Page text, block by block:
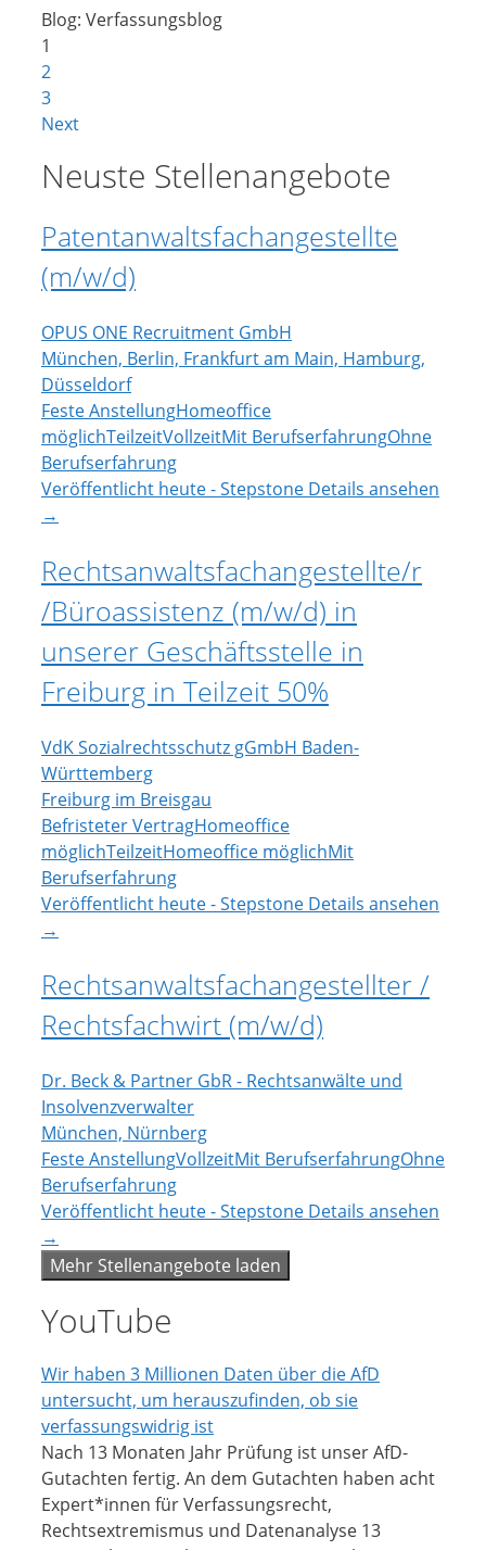
Blog: Verfassungsblog
1
2
3
Next
Neuste Stellenangebote
Patentanwaltsfachangestellte
(m/w/d)
OPUS ONE Recruitment GmbH
München, Berlin, Frankfurt am Main, Hamburg,
Düsseldorf
Feste AnstellungHomeoffice
möglichTeilzeitVollzeitMit BerufserfahrungOhne
Berufserfahrung
Veröffentlicht heute - Stepstone Details ansehen
→
Rechtsanwaltsfachangestellte/r
/Büroassistenz (m/w/d) in
unserer Geschäftsstelle in
Freiburg in Teilzeit 50%
VdK Sozialrechtsschutz gGmbH Baden-
Württemberg
Freiburg im Breisgau
Befristeter VertragHomeoffice
möglichTeilzeitHomeoffice möglichMit
Berufserfahrung
Veröffentlicht heute - Stepstone Details ansehen
→
Rechtsanwaltsfachangestellter /
Rechtsfachwirt (m/w/d)
Dr. Beck & Partner GbR - Rechtsanwälte und
Insolvenzverwalter
München, Nürnberg
Feste AnstellungVollzeitMit BerufserfahrungOhne
Berufserfahrung
Veröffentlicht heute - Stepstone Details ansehen
→
Mehr Stellenangebote laden
YouTube
Wir haben 3 Millionen Daten über die AfD
untersucht, um herauszufinden, ob sie
verfassungswidrig ist
Nach 13 Monaten Jahr Prüfung ist unser AfD-
Gutachten fertig. An dem Gutachten haben acht
Expert*innen für Verfassungsrecht,
Rechtsextremismus und Datenanalyse 13